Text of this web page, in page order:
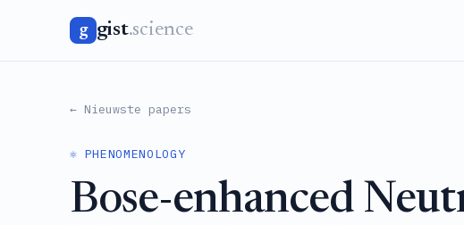
g gist.science
← Nieuwste papers
⚛️ PHENOMENOLOGY
Bose-enhanced